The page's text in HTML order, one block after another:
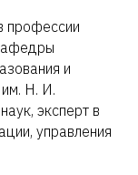
профессии
и
Н. И.
эксперт в
управления